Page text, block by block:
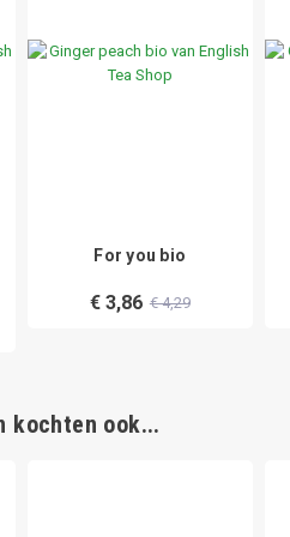
For you bio
€ 3,86 € 4,29
kochten ook...